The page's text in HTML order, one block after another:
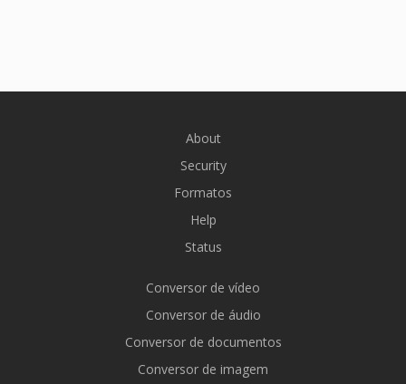
About
Security
Formatos
Help
Status
Conversor de vídeo
Conversor de áudio
Conversor de documentos
Conversor de imagem